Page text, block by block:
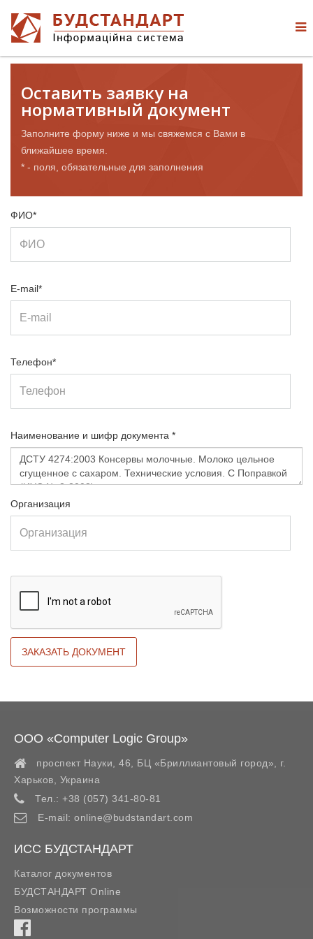
Оставить заявку на
нормативный документ
Заполните форму ниже и мы свяжемся с Вами в
ближайшее время.
* - поля, обязательные для заполнения
ФИО*
E-mail*
Телефон*
Наименование и шифр документа *
Организация
ООО «Computer Logic Group»
проспект Науки, 46, БЦ «Бриллиантовый город»,
г.
Харьков
Украина
Тел.: +38 (057) 341-80-81
E-mail: online@budstandart.com
ИСС БУДСТАНДАРТ
Каталог документов
БУДСТАНДАРТ Online
Возможности программы